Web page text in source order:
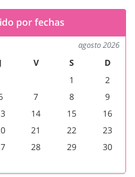
por fechas
agosto 2026
J V S
D
1
2
7 8
9
14 15
16
21 22
23
28 29
30